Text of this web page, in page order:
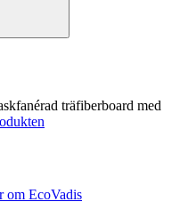
träfiberboard med
om EcoVadis